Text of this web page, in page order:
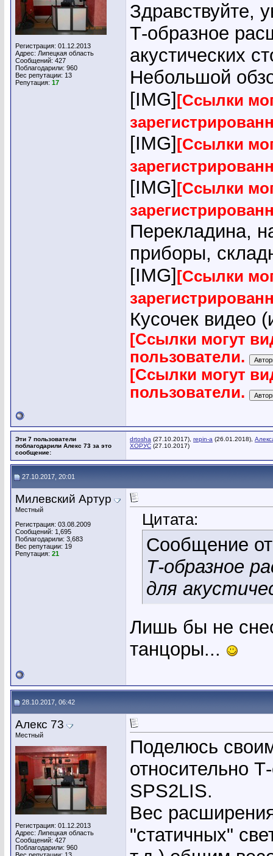
Регистрация: 01.12.2013
Адрес: Липецкая область
Сообщений: 427
Поблагодарили: 960
Вес репутации: 13
Репутация: 17
Здравствуйте,
Т-образное
акустических
Небольшой
[IMG] [Ссылки
[IMG] [Ссылки
[IMG] [Ссылки
Перекладина,
приборы,
[IMG] [Ссылки
Кусочек видео
[Ссылки могут
пользователи.
[Ссылки могут
пользователи.
Эти 7 пользователи
поблагодарили Алекс 73 за это
сообщение:
drtosha (27.10.2017), repin-a (26.01.2018),
ХОРУС (27.10.2017)
27.10.2017, 20:01
Милевский Артур
Местный
Регистрация: 03.08.2009
Сообщений: 1,695
Поблагодарили: 3,683
Вес репутации: 19
Репутация: 21
Цитата:
Сообщение
Т-образное
для
Лишь бы не
танцоры...
28.10.2017, 06:42
Алекс 73
Местный
Регистрация: 01.12.2013
Адрес: Липецкая область
Сообщений: 427
Поблагодарили: 960
Поделюсь
относительно
SPS2LIS.
Вес
"статичных"